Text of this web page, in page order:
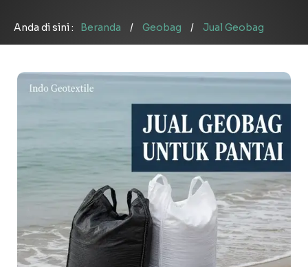
Anda di sini : Beranda / Geobag / Jual Geobag